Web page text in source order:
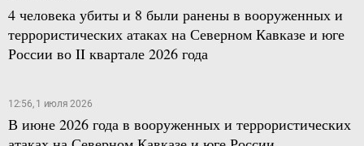
4 человека убиты и 8 были ранены в вооруженных и
террористических атаках на Северном Кавказе и юге
России во II квартале 2026 года
12:56, 1 июля 2026
В июне 2026 года в вооруженных и террористических